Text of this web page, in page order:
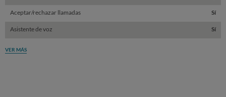
Aceptar/rechazar llamadas Sí
Asistente de voz Sí
VER MÁS